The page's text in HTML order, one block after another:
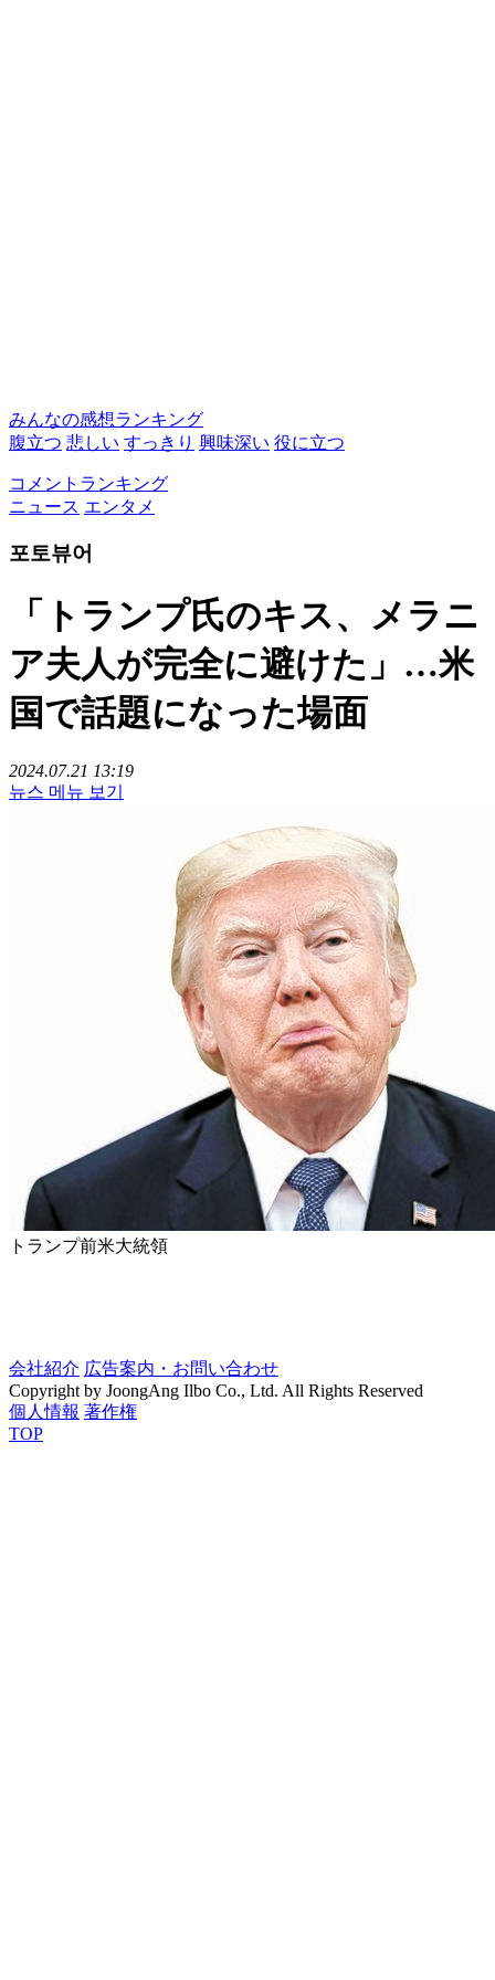
みんなの感想ランキング
腹立つ 悲しい すっきり 興味深い 役に立つ
コメントランキング
ニュース エンタメ
포토뷰어
「トランプ氏のキス、メラニ
ア夫人が完全に避けた」…米
国で話題になった場面
2024.07.21 13:19
뉴스 메뉴 보기
トランプ前米大統領
会社紹介 広告案内・お問い合わせ
Copyright by JoongAng Ilbo Co., Ltd. All Rights Reserved
個人情報 著作権
TOP